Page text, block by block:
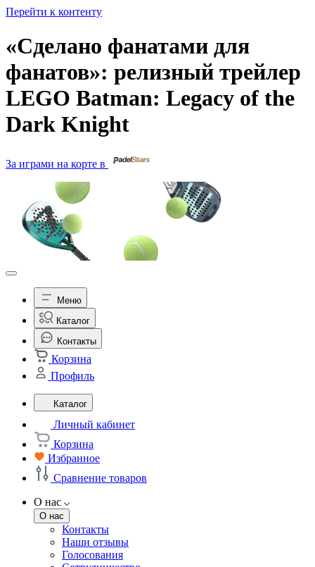
Перейти к контенту
«Сделано фанатами для
фанатов»: релизный трейлер
LEGO Batman: Legacy of the
Dark Knight
За играми на корте в
Меню
Каталог
Контакты
Корзина
Профиль
Каталог
Личный кабинет
Корзина
Избранное
Сравнение товаров
О нас
О нас
Контакты
Наши отзывы
Голосования